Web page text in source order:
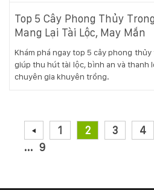
Top 5 Cây Phong Thủy
Mang Lại Tài Lộc, May Mắn
Khám phá ngay top 5 cây phong
giúp thu hút tài lộc, bình an và thanh
chuyên gia khuyên trồng.
1 2 3 4
... 9